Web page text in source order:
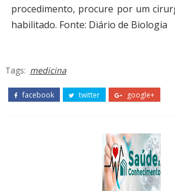
procedimento, procure por um
habilitado. Fonte: Diário de Biologia
Tags: medicina
facebook twitter google+